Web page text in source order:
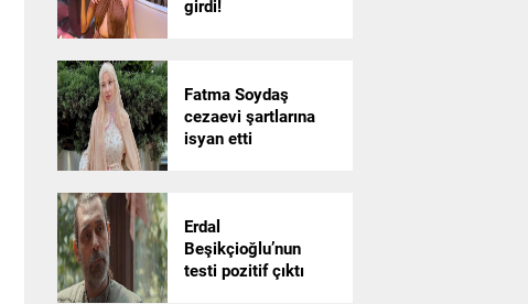
girdi!
Fatma Soydaş
cezaevi şartlarına
isyan etti
Erdal
Beşikçioğlu’nun
testi pozitif çıktı